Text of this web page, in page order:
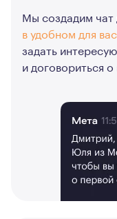
Мы создадим чат
в удобном для
задать
и договориться